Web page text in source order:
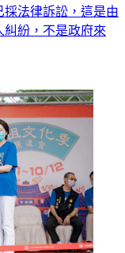
採法律訴訟，這是由
紛，不是政府來